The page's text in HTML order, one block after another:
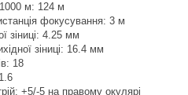
м: 124 м
фокусування: 3 м
зіниці: 4.25 мм
зіниці: 16.4 мм
18
+5/-5 на правому окулярі